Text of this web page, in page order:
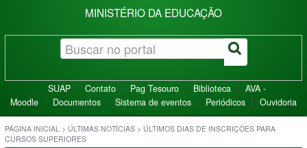
MINISTÉRIO DA EDUCAÇÃO
SUAP Contato Pag Tesouro Biblioteca
AVA -
Moodle
Documentos Sistema de eventos Periódicos Ouvidoria
PÁGINA INICIAL > ÚLTIMAS NOTÍCIAS > ÚLTIMOS DIAS DE INSCRIÇÕES PARA
CURSOS SUPERIORES